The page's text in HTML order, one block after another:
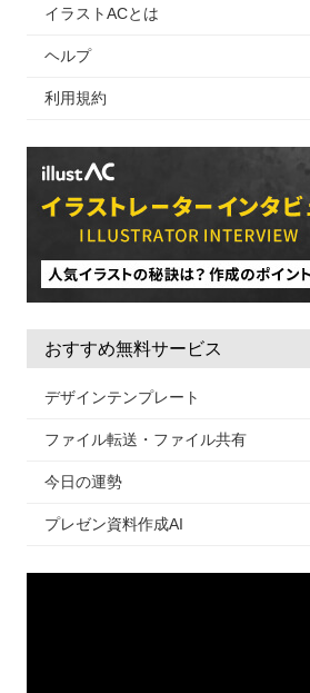
イラストACとは
ヘルプ
利用規約
おすすめ無料サービス
デザインテンプレート
ファイル転送・ファイル共有
今日の運勢
プレゼン資料作成AI